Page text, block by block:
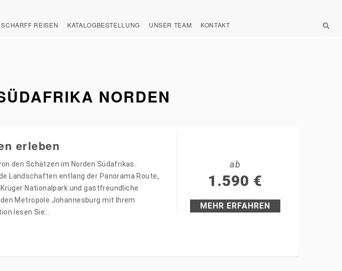
SCHARFF REISEN KATALOGBESTELLUNG UNSER TEAM KONTAKT
NORDEN
erleben
den Schätzen im Norden Südafrikas.
Landschaften entlang der Panorama Route,
Nationalpark und gastfreundliche
Metropole Johannesburg mit Ihrem
lesen Sie…
ab
1.590 €
MEHR ERFAHREN